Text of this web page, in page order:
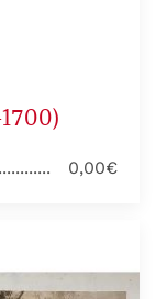
0,00€